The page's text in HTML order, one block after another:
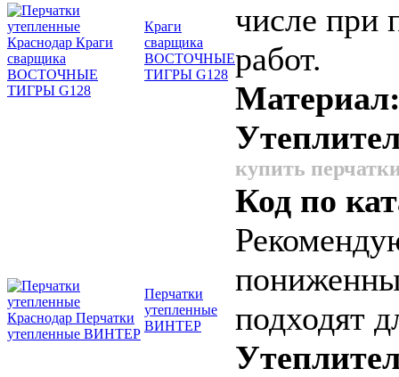
Краги
сварщика
ВОСТОЧНЫЕ
ТИГРЫ G128
числе при
работ.
купить
Перчатки
утепленные
ВИНТЕР
Код по
подходят